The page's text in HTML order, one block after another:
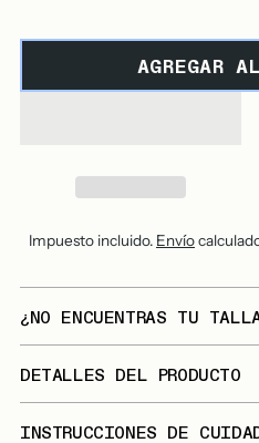
AGREGAR
Impuesto incluido. Envío
¿NO ENCUENTRAS TU
DETALLES DEL PRODUCTO
INSTRUCCIONES DE